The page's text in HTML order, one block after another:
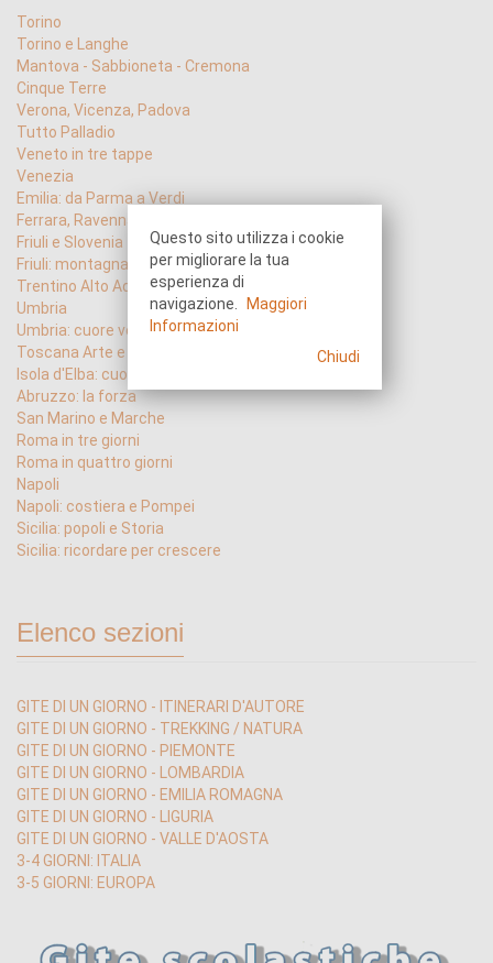
Torino
Torino e Langhe
Mantova - Sabbioneta - Cremona
Cinque Terre
Verona, Vicenza, Padova
Tutto Palladio
Veneto in tre tappe
Venezia
Emilia: da Parma a Verdi
Ferrara, Ravenna, Pomposa
Friuli e Slovenia
Friuli: montagna e acqua
Trentino Alto Adige: Natura e Storia
Umbria
Umbria: cuore verde
Toscana Arte e Natura
Isola d'Elba: cuore del Tirreno
Abruzzo: la forza
San Marino e Marche
Roma in tre giorni
Roma in quattro giorni
Napoli
Napoli: costiera e Pompei
Sicilia: popoli e Storia
Sicilia: ricordare per crescere
Elenco sezioni
GITE DI UN GIORNO - ITINERARI D'AUTORE
GITE DI UN GIORNO - TREKKING / NATURA
GITE DI UN GIORNO - PIEMONTE
GITE DI UN GIORNO - LOMBARDIA
GITE DI UN GIORNO - EMILIA ROMAGNA
GITE DI UN GIORNO - LIGURIA
GITE DI UN GIORNO - VALLE D'AOSTA
3-4 GIORNI: ITALIA
3-5 GIORNI: EUROPA
Questo sito utilizza i cookie
per migliorare la tua
esperienza di
navigazione.
Maggiori
Informazioni
Chiudi